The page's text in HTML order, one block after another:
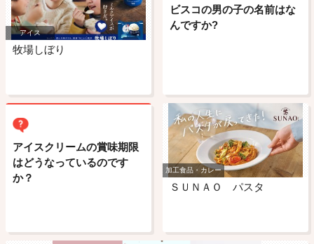
アイス
牧場しぼり
ビスコの男の子の名前はな
んですか?
アイスクリームの賞味期限
はどうなっているのです
か？
加工食品・カレー
ＳＵＮＡＯ パスタ